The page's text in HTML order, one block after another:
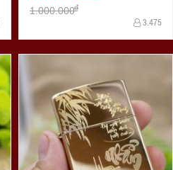
1.000.000đ
3.475